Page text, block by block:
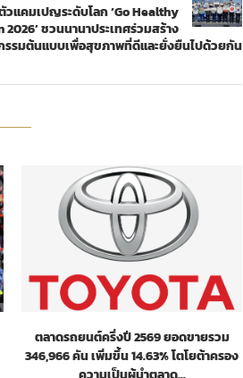
วแคมเปญระดับโลก ‘Go Healthy
ชวนนานาประเทศร่วมสร้าง
รรมต้นแบบเพื่อสุขภาพที่ดีและยั่งยืนไปด้วยกัน
ตลาดรถยนต์ครึ่งปี 2569 ยอดขายรวม
346,966 คัน เพิ่มขึ้น 14.63% โตโยต้าครอง